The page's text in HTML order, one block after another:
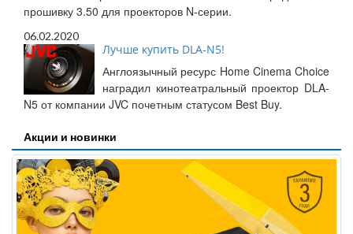
прошивку 3.50 для проекторов N-серии.
06.02.2020
Лучше купить DLA-N5!
Англоязычный ресурс Home Cinema Choice
наградил кинотеатральный проектор DLA-
N5 от компании JVC почетным статусом Best Buy.
Акции и новинки